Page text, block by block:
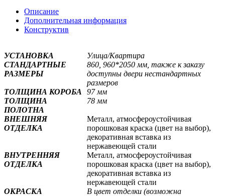
Описание
Дополнительная информация
Конструктив
УСТАНОВКА
Улица/Квартира
СТАНДАРТНЫЕ
РАЗМЕРЫ
860, 960*2050 мм, также к заказу
доступны двери нестандартных
размеров
ТОЛЩИНА КОРОБА
97 мм
ТОЛЩИНА
ПОЛОТНА
78 мм
ВНЕШНЯЯ
ОТДЕЛКА
Металл, атмосфероустойчивая
порошковая краска (цвет на выбор),
декоративная вставка из
нержавеющей стали
ВНУТРЕННЯЯ
ОТДЕЛКА
Металл, атмосфероустойчивая
порошковая краска (цвет на выбор),
декоративная вставка из
нержавеющей стали
ОКРАСКА
В цвет отделки (возможна